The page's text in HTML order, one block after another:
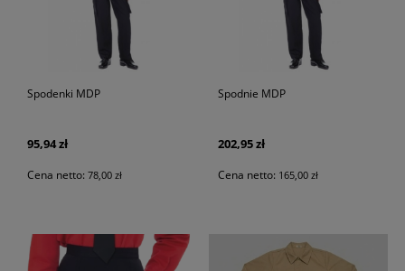
Spodenki MDP
95,94 zł
Cena netto: 78,00 zł
Spodnie MDP
202,95 zł
Cena netto: 165,00 zł